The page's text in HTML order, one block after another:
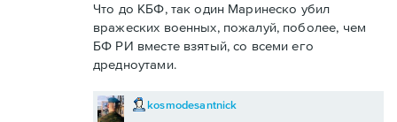
Что до КБФ, так один Маринеско убил
вражеских военных, пожалуй, поболее, чем
БФ РИ вместе взятый, со всеми его
дредноутами.
kosmodesantnick